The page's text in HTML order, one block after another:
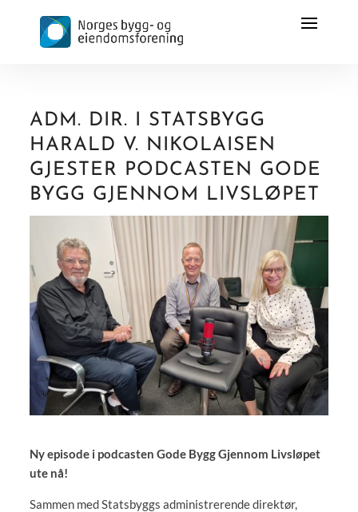
ADM. DIR. I STATSBYGG
HARALD V. NIKOLAISEN
GJESTER PODCASTEN GODE
BYGG GJENNOM LIVSLØPET
Ny episode i podcasten Gode Bygg Gjennom Livsløpet
ute nå!
Sammen med Statsbyggs administrerende direktør,